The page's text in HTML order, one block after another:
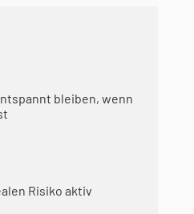
bleiben, wenn
Risiko aktiv